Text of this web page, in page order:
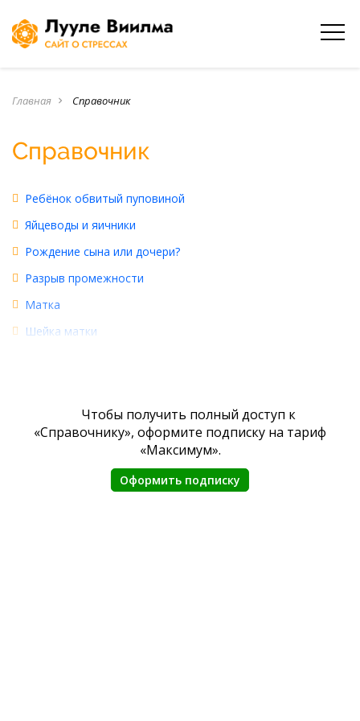
Главная navigate_next Справочник
Справочник
Ребёнок обвитый пуповиной
Яйцеводы и яичники
Рождение сына или дочери?
Разрыв промежности
Матка
Шейка матки
Чтобы получить полный доступ к
«Справочнику», оформите подписку на тариф
«Максимум».
Оформить подписку